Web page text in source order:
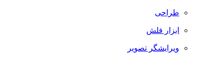
طراحی
ابزار فلش
ویرایشگر تصویر